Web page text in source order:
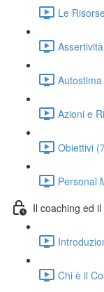
Le
Azioni e
Obiettivi
Personal
Il coaching ed il
Chi è il